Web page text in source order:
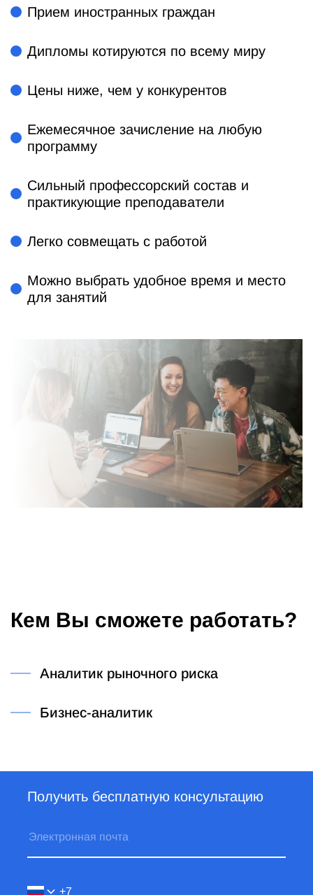
Прием иностранных граждан
Дипломы котируются по всему миру
Цены ниже, чем у конкурентов
Ежемесячное зачисление на любую
программу
Сильный профессорский состав и
практикующие преподаватели
Легко совмещать с работой
Можно выбрать удобное время и место
для занятий
Кем Вы сможете работать?
Аналитик рыночного риска
Бизнес-аналитик
Получить бесплатную консультацию